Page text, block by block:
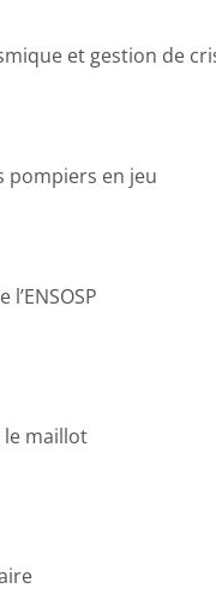
et gestion de
pompiers en jeu
le maillot